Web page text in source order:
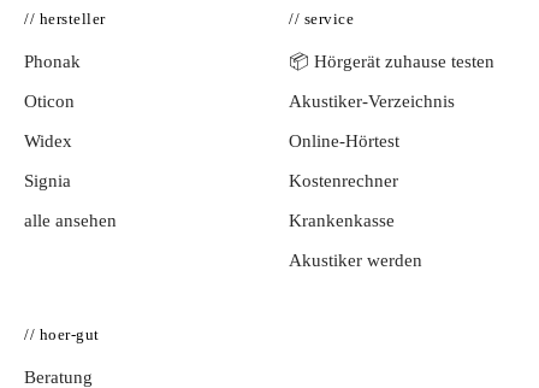
// hersteller
Phonak
Oticon
Widex
Signia
alle ansehen
// service
📦 Hörgerät zuhause testen
Akustiker-Verzeichnis
Online-Hörtest
Kostenrechner
Krankenkasse
Akustiker werden
// hoer-gut
Beratung